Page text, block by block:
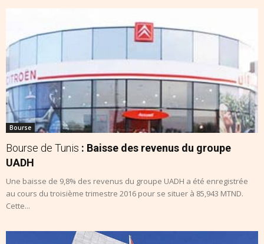
Bourse
Bourse de Tunis : Baisse des revenus du groupe
UADH
Une baisse de 9,8% des revenus du groupe UADH a été enregistrée
au cours du troisième trimestre 2016 pour se situer à 85,943 MTND.
Cette...